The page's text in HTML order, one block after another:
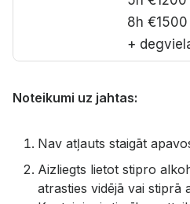
8h €1500
+
Noteikumi uz jahtas:
Nav atļauts staigāt
Aizliegts lietot stipro
atrasties vidējā vai stiprā